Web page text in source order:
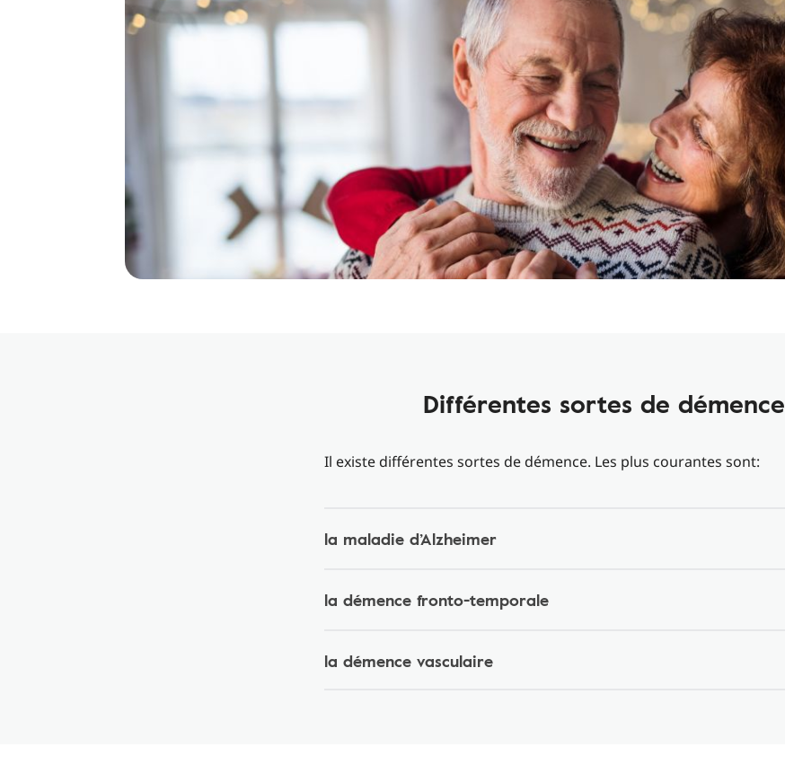
Différentes sortes de démence
Il existe différentes sortes de démence. Les plus courantes sont:
la maladie d’Alzheimer
la démence fronto-temporale
la démence vasculaire